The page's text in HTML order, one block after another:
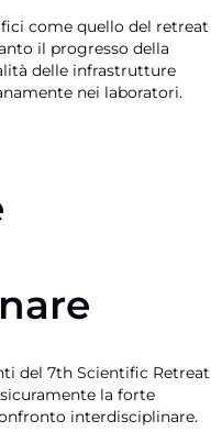
come quello del retreat
il progresso della
delle infrastrutture
nei laboratori.
del 7th Scientific Retreat
la forte
interdisciplinare.